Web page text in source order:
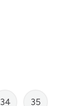
34 35